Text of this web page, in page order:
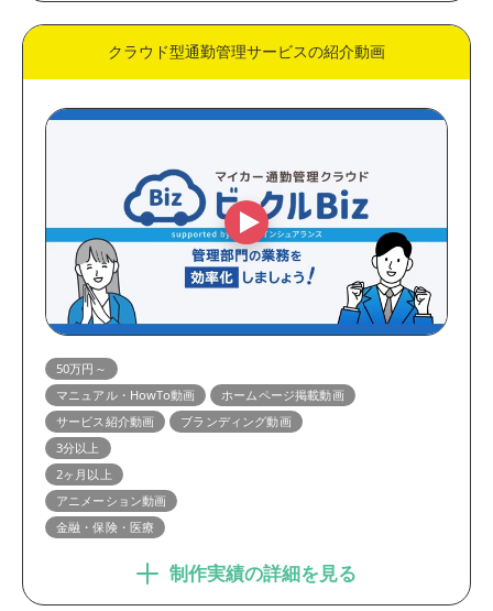
クラウド型通勤管理サービスの紹介動画
50万円～
マニュアル・HowTo動画
ホームページ掲載動画
サービス紹介動画
ブランディング動画
3分以上
2ヶ月以上
アニメーション動画
金融・保険・医療
制作実績の詳細を見る